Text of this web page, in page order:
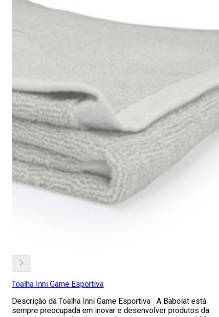
Toalha Inni Game Esportiva
Descrição da Toalha Inni Game Esportiva A Babolat está
sempre preocupada em inovar e desenvolver produtos da